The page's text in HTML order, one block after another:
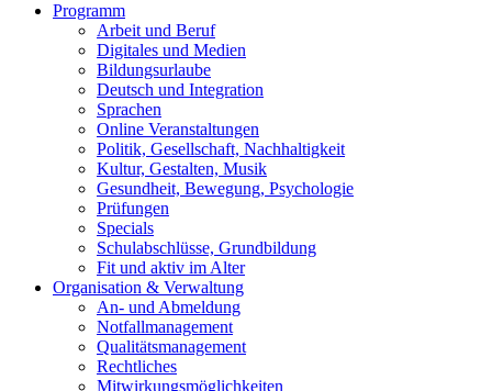
Programm
Arbeit und Beruf
Digitales und Medien
Bildungsurlaube
Deutsch und Integration
Sprachen
Online Veranstaltungen
Politik, Gesellschaft, Nachhaltigkeit
Kultur, Gestalten, Musik
Gesundheit, Bewegung, Psychologie
Prüfungen
Specials
Schulabschlüsse, Grundbildung
Fit und aktiv im Alter
Organisation & Verwaltung
An- und Abmeldung
Notfallmanagement
Qualitätsmanagement
Rechtliches
Mitwirkungsmöglichkeiten